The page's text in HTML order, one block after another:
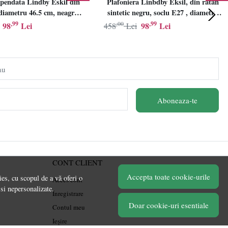
cu scopul de a vă oferi o
nepersonalizate.
Accepta toate cookie-urile
Doar cookie-uri esentiale
46.5 cm, neagra,
E27
98,99 Lei
sintetic negru, soclu E27 , diametru
46.5cm, LINDBY
98,99 Lei
458,00 Lei
Aboneaza-te
CONT CLIENT
Acces cont
Înregistrare
Contul meu
Ieșire